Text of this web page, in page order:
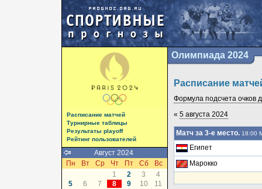
Расписание матчей
Турнирные таблицы
Результаты playoff
Рейтинг пользователей
Август 2024
Пн
Вт Ср Чт Пт Сб
Вс
1
2 3
4
5
6 7 8 9 10
11
Олимпиада 2024
Расписание
Формула подсчета очков
« 5 августа 2024
Матч за 3-е место. 18:00
Египет
Марокко